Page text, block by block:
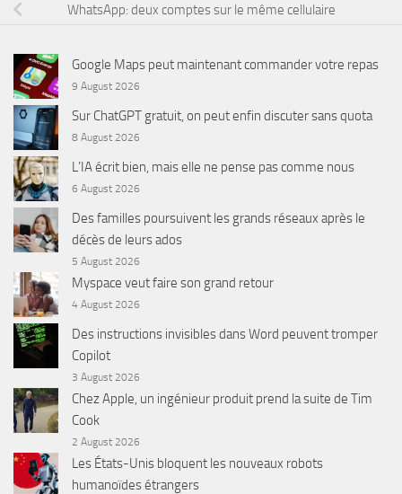
WhatsApp: deux comptes sur le même cellulaire
Google Maps peut maintenant commander votre repas
9 August 2026
Sur ChatGPT gratuit, on peut enfin discuter sans quota
8 August 2026
L’IA écrit bien, mais elle ne pense pas comme nous
6 August 2026
Des familles poursuivent les grands réseaux après le
décès de leurs ados
5 August 2026
Myspace veut faire son grand retour
4 August 2026
Des instructions invisibles dans Word peuvent tromper
Copilot
3 August 2026
Chez Apple, un ingénieur produit prend la suite de Tim
Cook
2 August 2026
Les États-Unis bloquent les nouveaux robots
humanoïdes étrangers